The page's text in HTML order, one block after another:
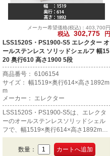
メーカー希望価格(税込)：403,700円
税込 302,775
円
LSS1520S・PS1900-S5 エレクター オ
ールステンレス ソリッドシェルフ 幅15
20 奥行610 高さ1900 5段
商品番号： 6106154
サイズ： 幅1519×奥行614×高さ1892m
m
メーカー： エレクター
LSS1520S・PS1900-S5は、エレクタ
ーのオールステンレスソリッドシェル
フで、幅1519×奥行614×高さ1892mm
の5段です。
数量：